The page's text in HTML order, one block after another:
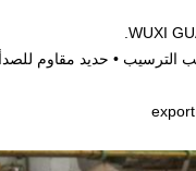
الترسيب • حديد مقاوم للصدأ